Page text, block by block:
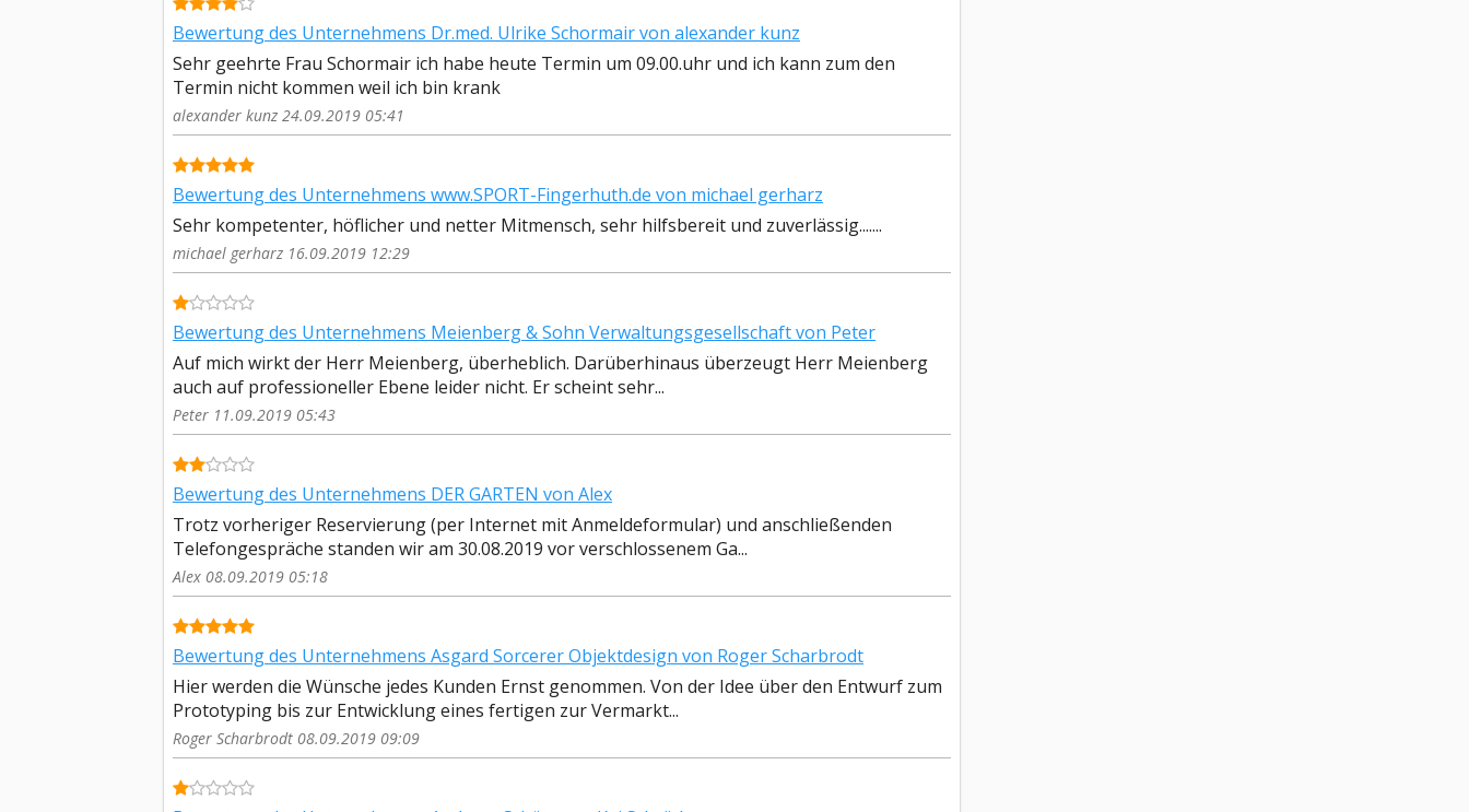
Bewertung des Unternehmens Dr.med. Ulrike Schormair von alexander kunz
Sehr geehrte Frau Schormair ich habe heute Termin um 09.00.uhr und ich kann zum den
Termin nicht kommen weil ich bin krank
alexander kunz 24.09.2019 05:41
Bewertung des Unternehmens www.SPORT-Fingerhuth.de von michael gerharz
Sehr kompetenter, höflicher und netter Mitmensch, sehr hilfsbereit und zuverlässig.......
michael gerharz 16.09.2019 12:29
Bewertung des Unternehmens Meienberg & Sohn Verwaltungsgesellschaft von Peter
Auf mich wirkt der Herr Meienberg, überheblich. Darüberhinaus überzeugt Herr Meienberg
auch auf professioneller Ebene leider nicht. Er scheint sehr...
Peter 11.09.2019 05:43
Bewertung des Unternehmens DER GARTEN von Alex
Trotz vorheriger Reservierung (per Internet mit Anmeldeformular) und anschließenden
Telefongespräche standen wir am 30.08.2019 vor verschlossenem Ga...
Alex 08.09.2019 05:18
Bewertung des Unternehmens Asgard Sorcerer Objektdesign von Roger Scharbrodt
Hier werden die Wünsche jedes Kunden Ernst genommen. Von der Idee über den Entwurf zum
Prototyping bis zur Entwicklung eines fertigen zur Vermarkt...
Roger Scharbrodt 08.09.2019 09:09